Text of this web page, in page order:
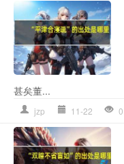
甚矣董...
jzp 11-22 0